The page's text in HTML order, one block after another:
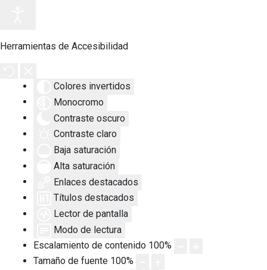
Herramientas de Accesibilidad
Colores invertidos
Monocromo
Contraste oscuro
Contraste claro
Baja saturación
Alta saturación
Enlaces destacados
Títulos destacados
Lector de pantalla
Modo de lectura
Escalamiento de contenido 100%
Tamaño de fuente 100%